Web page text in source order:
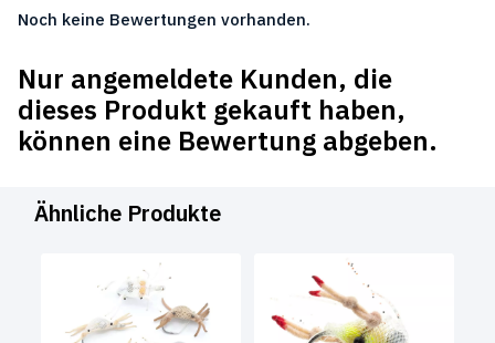
Noch keine Bewertungen vorhanden.
Nur angemeldete Kunden, die
dieses Produkt gekauft haben,
können eine Bewertung abgeben.
Ähnliche Produkte